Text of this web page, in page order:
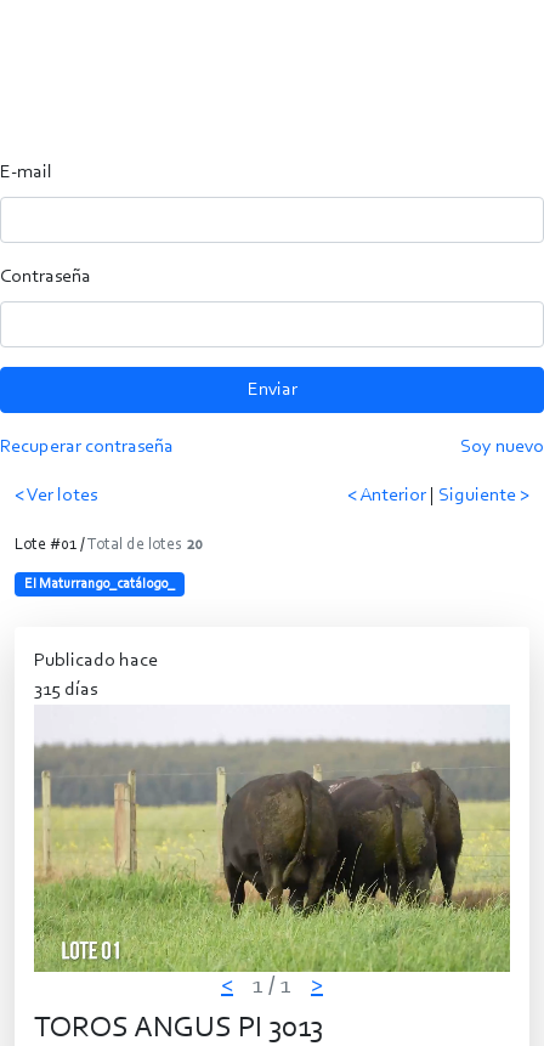
E-mail
Contraseña
Enviar
Recuperar contraseña Soy nuevo
< Ver lotes < Anterior Siguiente >
Lote #01 /Total de lotes 20
El Maturrango_catálogo_
Publicado hace
315 días
< 1 / 1 >
TOROS ANGUS PI 3013